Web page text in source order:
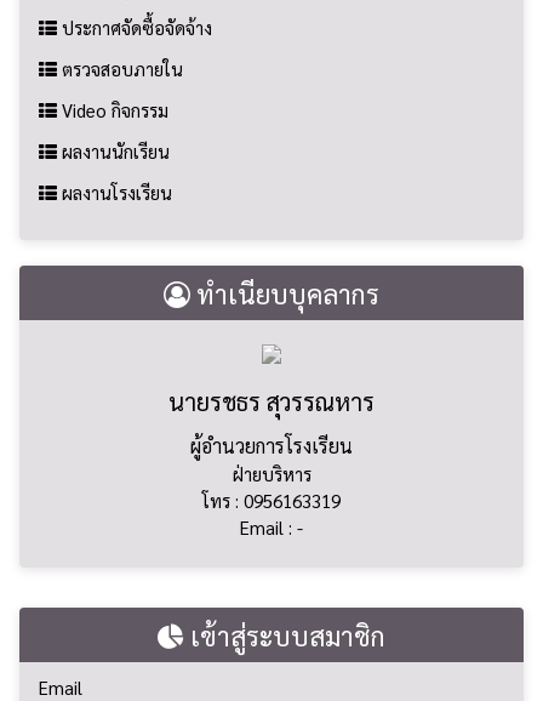
ประกาศจัดซื้อจัดจ้าง
ตรวจสอบภายใน
Video กิจกรรม
ผลงานนักเรียน
ผลงานโรงเรียน
ทำเนียบบุคลากร
นายรชธร สุวรรณหาร
ผู้อำนวยการโรงเรียน
ฝ่ายบริหาร
โทร : 0956163319
Email : -
เข้าสู่ระบบสมาชิก
Email